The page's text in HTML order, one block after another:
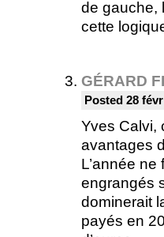
de gauche,
cette
GÉRARD
Posted 28
Yves Calvi,
avantages
L’année
engrangés
dominerait
payés en